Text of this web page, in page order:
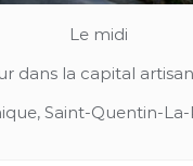
Patrimoine et
ou bien chapeaux: Les
de l’artisanat Occitan